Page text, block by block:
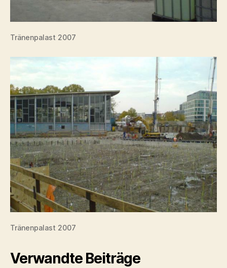
Tränenpalast 2007
Tränenpalast 2007
Verwandte Beiträge